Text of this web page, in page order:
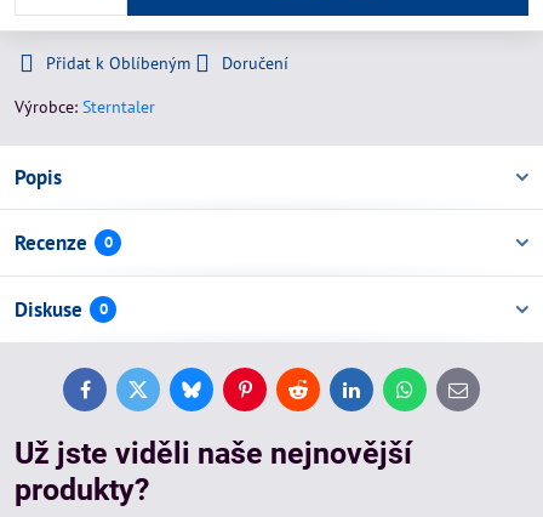
Přidat k Oblíbeným
Doručení
Výrobce: Sterntaler
Popis
Recenze 0
Diskuse 0
FacebookTwitterBlueskyPinterestReddit LinkedInWhatsApp
E-
mail
Už jste viděli naše nejnovější
produkty?